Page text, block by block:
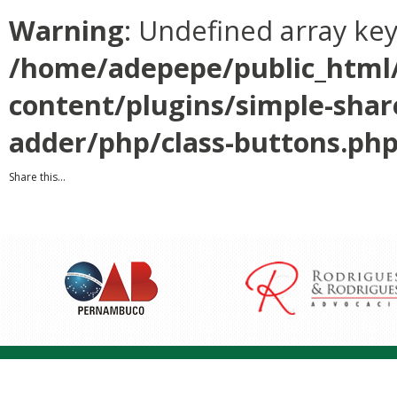
Warning: Undefined array
/home/adepepe/
content/plugins/simple-
adder/php/class-
Share this...